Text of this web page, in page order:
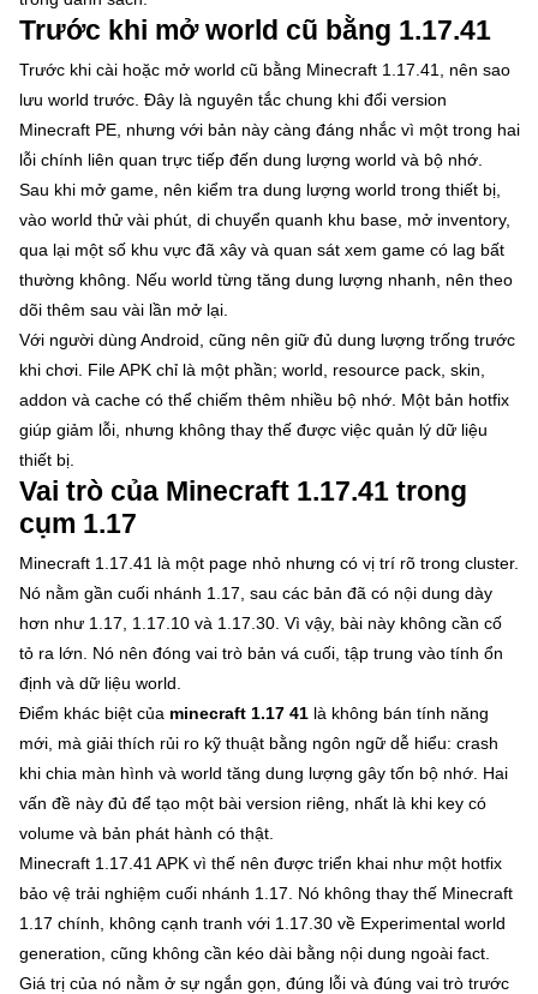
Trước khi mở world cũ bằng 1.17.41
Trước khi cài hoặc mở world cũ bằng Minecraft 1.17.41, nên sao
lưu world trước. Đây là nguyên tắc chung khi đổi version
Minecraft PE, nhưng với bản này càng đáng nhắc vì một trong hai
lỗi chính liên quan trực tiếp đến dung lượng world và bộ nhớ.
Sau khi mở game, nên kiểm tra dung lượng world trong thiết bị,
vào world thử vài phút, di chuyển quanh khu base, mở inventory,
qua lại một số khu vực đã xây và quan sát xem game có lag bất
thường không. Nếu world từng tăng dung lượng nhanh, nên theo
dõi thêm sau vài lần mở lại.
Với người dùng Android, cũng nên giữ đủ dung lượng trống trước
khi chơi. File APK chỉ là một phần; world, resource pack, skin,
addon và cache có thể chiếm thêm nhiều bộ nhớ. Một bản hotfix
giúp giảm lỗi, nhưng không thay thế được việc quản lý dữ liệu
thiết bị.
Vai trò của Minecraft 1.17.41 trong
cụm 1.17
Minecraft 1.17.41 là một page nhỏ nhưng có vị trí rõ trong cluster.
Nó nằm gần cuối nhánh 1.17, sau các bản đã có nội dung dày
hơn như 1.17, 1.17.10 và 1.17.30. Vì vậy, bài này không cần cố
tỏ ra lớn. Nó nên đóng vai trò bản vá cuối, tập trung vào tính ổn
định và dữ liệu world.
Điểm khác biệt của minecraft 1.17 41là không bán tính năng
mới, mà giải thích rủi ro kỹ thuật bằng ngôn ngữ dễ hiểu: crash
khi chia màn hình và world tăng dung lượng gây tốn bộ nhớ. Hai
vấn đề này đủ để tạo một bài version riêng, nhất là khi key có
volume và bản phát hành có thật.
Minecraft 1.17.41 APK vì thế nên được triển khai như một hotfix
bảo vệ trải nghiệm cuối nhánh 1.17. Nó không thay thế Minecraft
1.17 chính, không cạnh tranh với 1.17.30 về Experimental world
generation, cũng không cần kéo dài bằng nội dung ngoài fact.
Giá trị của nó nằm ở sự ngắn gọn, đúng lỗi và đúng vai trò trước